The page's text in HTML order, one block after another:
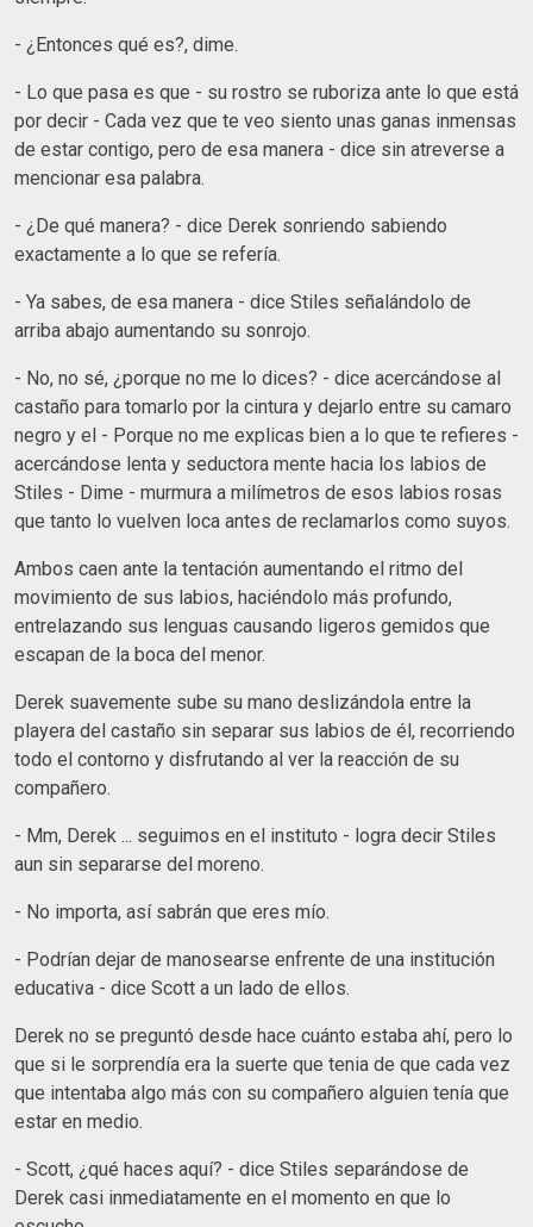
- ¿Entonces qué es?, dime.
- Lo que pasa es que - su rostro se ruboriza ante lo que está
por decir - Cada vez que te veo siento unas ganas inmensas
de estar contigo, pero de esa manera - dice sin atreverse a
mencionar esa palabra.
- ¿De qué manera? - dice Derek sonriendo sabiendo
exactamente a lo que se refería.
- Ya sabes, de esa manera - dice Stiles señalándolo de
arriba abajo aumentando su sonrojo.
- No, no sé, ¿porque no me lo dices? - dice acercándose al
castaño para tomarlo por la cintura y dejarlo entre su camaro
negro y el - Porque no me explicas bien a lo que te refieres -
acercándose lenta y seductora mente hacia los labios de
Stiles - Dime - murmura a milímetros de esos labios rosas
que tanto lo vuelven loca antes de reclamarlos como suyos.
Ambos caen ante la tentación aumentando el ritmo del
movimiento de sus labios, haciéndolo más profundo,
entrelazando sus lenguas causando ligeros gemidos que
escapan de la boca del menor.
Derek suavemente sube su mano deslizándola entre la
playera del castaño sin separar sus labios de él, recorriendo
todo el contorno y disfrutando al ver la reacción de su
compañero.
- Mm, Derek ... seguimos en el instituto - logra decir Stiles
aun sin separarse del moreno.
- No importa, así sabrán que eres mío.
- Podrían dejar de manosearse enfrente de una institución
educativa - dice Scott a un lado de ellos.
Derek no se preguntó desde hace cuánto estaba ahí, pero lo
que si le sorprendía era la suerte que tenia de que cada vez
que intentaba algo más con su compañero alguien tenía que
estar en medio.
- Scott, ¿qué haces aquí? - dice Stiles separándose de
Derek casi inmediatamente en el momento en que lo